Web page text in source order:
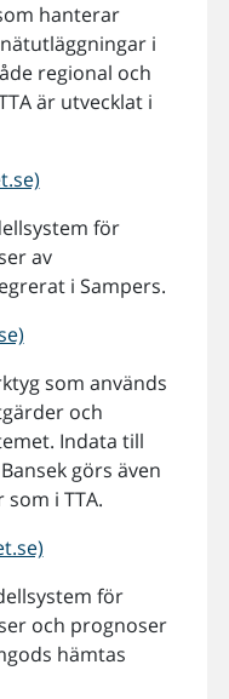
hanterar
i
regional och
är utvecklat i
för
av
i Sampers.
som används
och
Indata till
görs även
i TTA.
för
och prognoser
hämtas